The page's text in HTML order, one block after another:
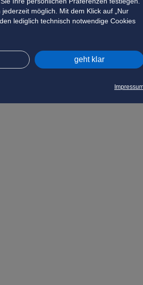
möglich. Mit dem Klick auf „Nur
lediglich technisch notwendige Cookies
geht klar